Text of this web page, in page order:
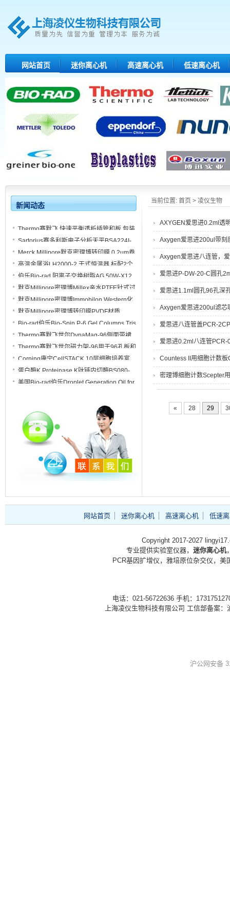
网站首页 迷你离心机 高速离心机 低速离心机
当前位置: 首页 > 凌仪生物
AXYGEN爱思进0.2ml透
Axygen爱思进200ul带刻
Axygen爱思进八连管，
爱思进P-DW-20-C圆孔
爱思进1.1ml圆孔96孔深
Axygen爱思进200ul滤芯
爱思进八连管盖PCR-
爱思进0.2ml八连管
Countess II用细胞计数
密理博细胞计数Scepter
« 28 29
新闻动态
Thermo赛默飞 快速平衡透析插管和板 包装
250个插件 89810
Sartorius赛多利斯电子分析天平BSA224I-
1CCN 万分之一 220g 内校
Merck Millipore默克密理博转印膜 0.2um卷
膜ISEQ00010
高温金属浴LH2000-2 干式恒温器 标配2个
模块
伯乐Bio-rad 阳离子交换树脂AG 50W-X12
规格500g 货号 1421641
默克Millipore密理博Millex亲水PTFE针式过
滤器SLLG033NS SLLG033NB
默克Millipore密理博Immobilon Western化
学发光HRP底物WBKLS0100 WBKLS0500
默克Millipore密理博转印膜PVDF材质
IPVH00010卷膜27cmx3.75m
Bio-rad伯乐Bio-Spin P-6 Gel Columns Tris
Buffer凝胶柱7326227
Thermo赛默飞世尔DynaMag-96侧面带裙
边磁力架12027
Thermo赛默飞世尔磁力架-96用于96孔板和
PCR板AM10027
Corning康宁CellSTACK 10层细胞培养室
细胞工厂3271
蛋白酶K Proteinase K肽链内切酶BS080-
100mg 丝氨酸蛋白酶
美国Bio-rad伯乐Droplet Generation Oil for
网站首页 迷你离心机 高速离心机 低速
Copyright 2017-2027
专业提供实验室仪器， 迷你离心机
PCR基因扩增仪，雅培原位杂交仪，
电话：021-56722636 手机：
上海凌仪生物科技有限公司 工信部备案：
沪公网安备